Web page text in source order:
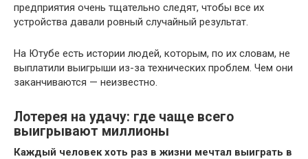
предприятия очень тщательно следят, чтобы все их
устройства давали ровный случайный результат.
На Ютубе есть истории людей, которым, по их словам, не
выплатили выигрыши из-за технических проблем. Чем они
заканчиваются — неизвестно.
Лотерея на удачу: где чаще всего
выигрывают миллионы
Каждый человек хоть раз в жизни мечтал выиграть в